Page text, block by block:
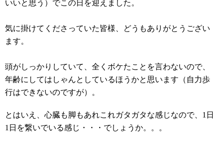
いいと思う）でこの日を迎えました。
気に掛けてくださっていた皆様、どうもありがとうござい
ます。
頭がしっかりしていて、全くボケたことを言わないので、
年齢にしてはしゃんとしているほうかと思います（自力歩
行はできないのですが）。
とはいえ、心臓も脚もあれこれガタガタな感じなので、1日
1日を繋いでいる感じ・・・でしょうか。。。